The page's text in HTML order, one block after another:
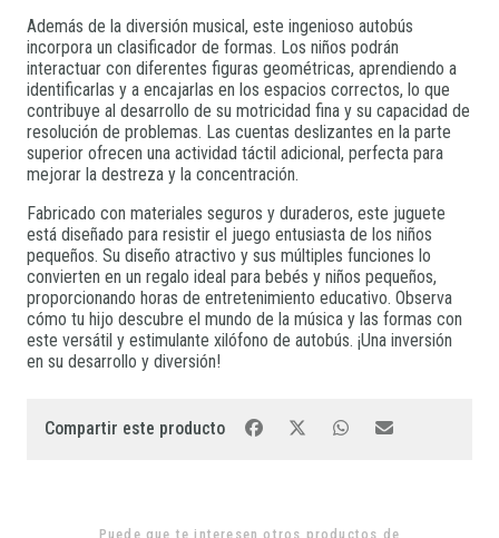
Además de la diversión musical, este ingenioso autobús
incorpora un clasificador de formas. Los niños podrán
interactuar con diferentes figuras geométricas, aprendiendo a
identificarlas y a encajarlas en los espacios correctos, lo que
contribuye al desarrollo de su motricidad fina y su capacidad de
resolución de problemas. Las cuentas deslizantes en la parte
superior ofrecen una actividad táctil adicional, perfecta para
mejorar la destreza y la concentración.
Fabricado con materiales seguros y duraderos, este juguete
está diseñado para resistir el juego entusiasta de los niños
pequeños. Su diseño atractivo y sus múltiples funciones lo
convierten en un regalo ideal para bebés y niños pequeños,
proporcionando horas de entretenimiento educativo. Observa
cómo tu hijo descubre el mundo de la música y las formas con
este versátil y estimulante xilófono de autobús. ¡Una inversión
en su desarrollo y diversión!
Compartir este producto
Puede que te interesen otros productos de